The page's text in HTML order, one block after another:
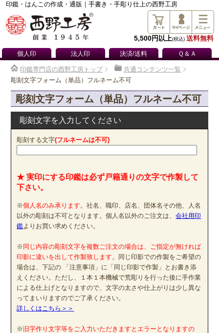
印鑑・はんこの作成・通販｜手書き・手彫り仕上の西野工房
5,500円以上(税込) 送料無料
個人印 法人印 決済/送料 Ｑ＆Ａ
印鑑専門店の西野工房トップ
共通コンテンツ一覧
彫刻文字フォーム（単品）フルネーム不可
彫刻文字フォーム（単品）フルネーム不可
彫刻文字を入力してください
彫刻する文字(フルネームは不可)
★ 実印にする印鑑は必ず戸籍通りの文字で作製して
下さい。
※個人名のみ承ります。社名、職印、店名、団体名その他、人名
以外の彫刻は不可となります。個人名以外のご注文は、会社用印
鑑よりお買い求めください。
※ 同じ内容の彫刻文字を複数ご注文の場合は、ご指定が無ければ
印影に違いを出して作製致します。
同じ印影での作製をご希望の
場合は、下記の 「注意事項」に「同じ印影で作製」とお書き添
えください。ただし、１本１本機械で荒彫りを行った後に手作業
による仕上げとなりますので、文字の太さや仕上がりは少し異な
ってまいりますのでご了承ください。
詳しくはこちら＞＞
※ 旧字作り文字等をご入力いただきますとエラーとなりますの